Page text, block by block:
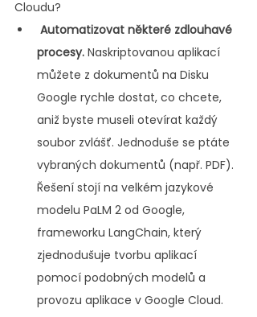
Cloudu?
Automatizovat některé zdlouhavé
procesy. Naskriptovanou aplikací
můžete z dokumentů na Disku
Google rychle dostat, co chcete,
aniž byste museli otevírat každý
soubor zvlášť. Jednoduše se ptáte
vybraných dokumentů (např. PDF).
Řešení stojí na velkém jazykové
modelu PaLM 2 od Google,
frameworku LangChain, který
zjednodušuje tvorbu aplikací
pomocí podobných modelů a
provozu aplikace v Google Cloud.